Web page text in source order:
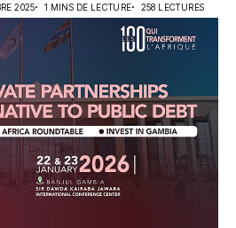
2025 1 MINS DE LECTURE 258 LECTURES